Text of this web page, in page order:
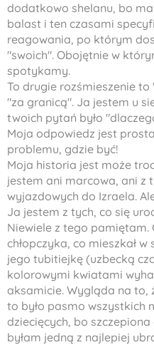
dodatkowo shelanu, bo
balast i ten czasami
reagowania, po którym
"swoich". Obojętnie w
spotykamy.
To drugie rozśmieszenie
"za granicą". Ja jestem u
twoich pytań było
Moja odpowiedz jest
problemu, gdzie być!
Moja historia jest może
jestem ani marcowa, ani z
wyjazdowych do Izraela.
Ja jestem z tych, co się
Niewiele z tego
chłopczyka, co mieszkał
jego tubitiejkę (uzbecką
kolorowymi kwiatami
aksamicie. Wygląda na to,
to było pasmo wszystkich
dziecięcych, bo
byłam jedną z najlepiej